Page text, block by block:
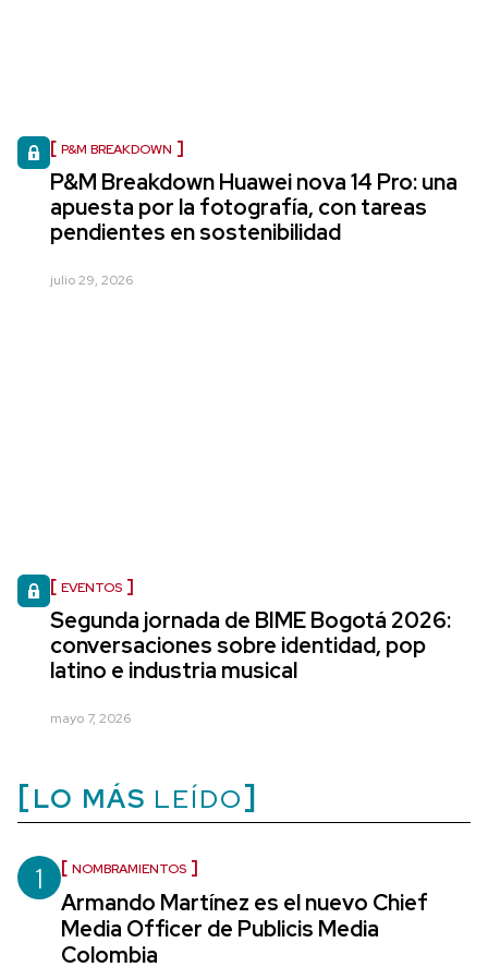
P&M BREAKDOWN
P&M Breakdown Huawei nova 14 Pro: una
apuesta por la fotografía, con tareas
pendientes en sostenibilidad
julio 29, 2026
EVENTOS
Segunda jornada de BIME Bogotá 2026:
conversaciones sobre identidad, pop
latino e industria musical
mayo 7, 2026
LO MÁS LEÍDO
1 NOMBRAMIENTOS
Armando Martínez es el nuevo Chief
Media Officer de Publicis Media
Colombia